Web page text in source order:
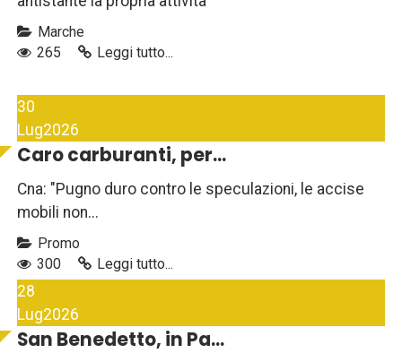
Marche
265
Leggi tutto...
30
Lug2026
Caro carburanti, per...
Cna: "Pugno duro contro le speculazioni, le accise
mobili non...
Promo
300
Leggi tutto...
28
Lug2026
San Benedetto, in Pa...